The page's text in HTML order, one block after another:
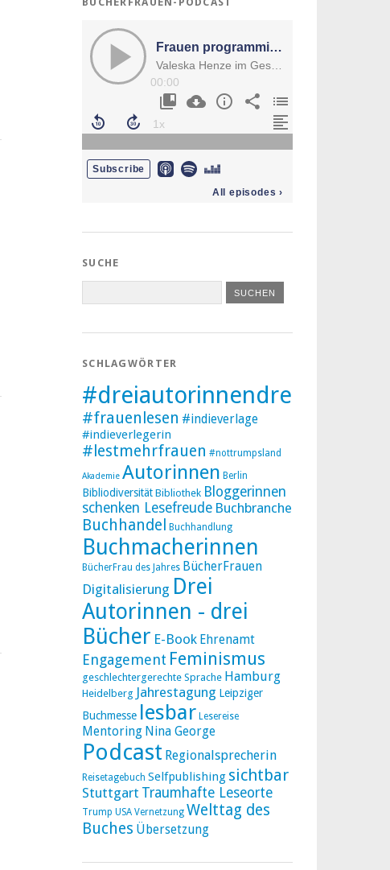
SUCHE
SCHLAGWÖRTER
#dreiautorinnendreibücher
#frauenlesen #indieverlage
#indieverlegerin
#lestmehrfrauen #nottrumpsland
Akademie Autorinnen Berlin
Bibliodiversität Bibliothek Bloggerinnen
schenken Lesefreude Buchbranche
Buchhandel Buchhandlung
Buchmacherinnen
BücherFrau des Jahres BücherFrauen
Digitalisierung Drei
Autorinnen - drei
Bücher E-Book Ehrenamt
Engagement Feminismus
geschlechtergerechte Sprache Hamburg
Heidelberg Jahrestagung Leipziger
Buchmesse lesbar Lesereise
Mentoring Nina George
Podcast Regionalsprecherin
Reisetagebuch Selfpublishing sichtbar
Stuttgart Traumhafte Leseorte
Trump USA Vernetzung Welttag des
Buches Übersetzung